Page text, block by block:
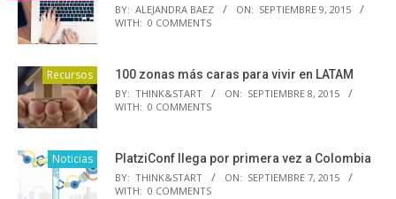
BY: ALEJANDRA BAEZ ON: SEPTIEMBRE 9, 2015
WITH: 0 COMMENTS
Recursos 100 zonas más caras para vivir en LATAM
BY: THINK&START ON: SEPTIEMBRE 8, 2015
WITH: 0 COMMENTS
Noticias PlatziConf llega por primera vez a Colombia
BY: THINK&START ON: SEPTIEMBRE 7, 2015
WITH: 0 COMMENTS